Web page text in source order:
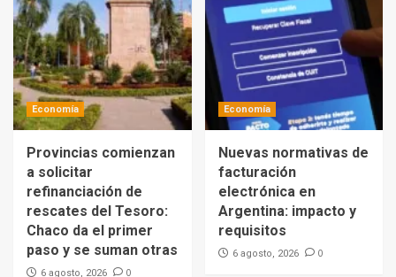
Economía
Provincias comienzan
a solicitar
refinanciación de
rescates del Tesoro:
Chaco da el primer
paso y se suman otras
6 agosto, 2026 0
Economía
Nuevas normativas de
facturación
electrónica en
Argentina: impacto y
requisitos
6 agosto, 2026 0